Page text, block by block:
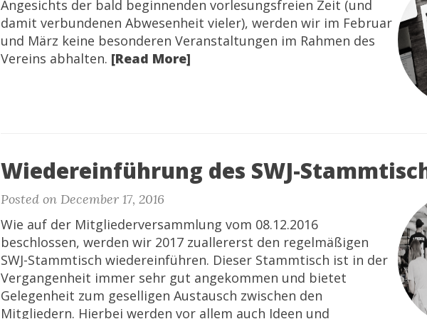
Angesichts der bald beginnenden vorlesungsfreien Zeit (und
damit verbundenen Abwesenheit vieler), werden wir im Februar
und März keine besonderen Veranstaltungen im Rahmen des
Vereins abhalten. [Read More]
Wiedereinführung des SWJ-
Posted on December 17, 2016
Wie auf der Mitgliederversammlung vom 08.12.2016
beschlossen, werden wir 2017 zuallererst den regelmäßigen
SWJ-Stammtisch wiedereinführen. Dieser Stammtisch ist in der
Vergangenheit immer sehr gut angekommen und bietet
Gelegenheit zum geselligen Austausch zwischen den
Mitgliedern. Hierbei werden vor allem auch Ideen und